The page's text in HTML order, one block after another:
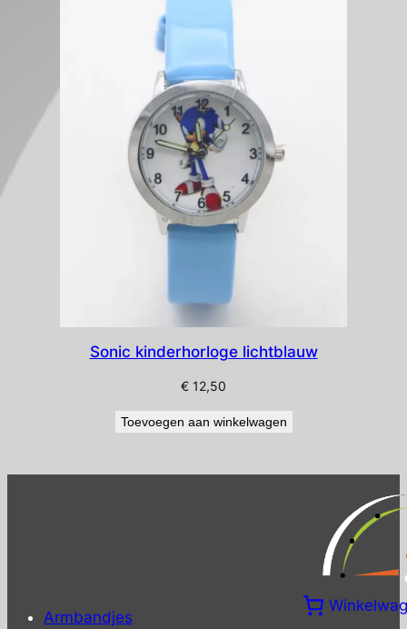
Sonic kinderhorloge lichtblauw
€ 12,50
Toevoegen aan winkelwagen
Armbandjes